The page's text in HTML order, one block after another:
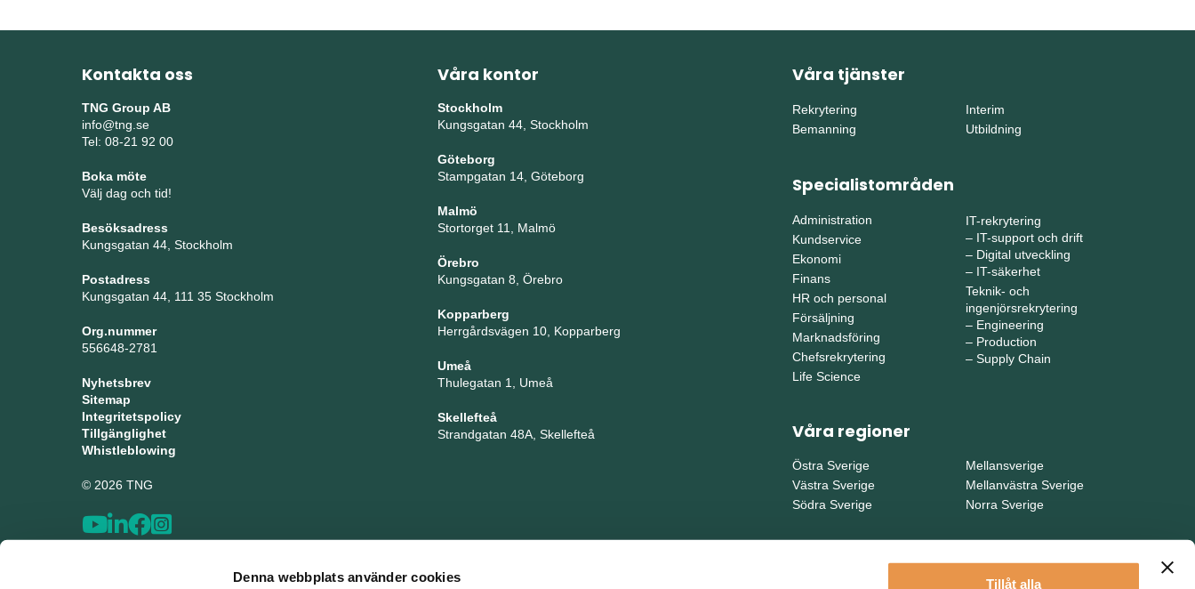
Denna webbplats använder cookies Tillåt alla
Kontakta oss
TNG Group AB
info@tng.se
Tel: 08-21 92 00
Boka möte
Välj dag och tid!
Besöksadress
Kungsgatan 44, Stockholm
Postadress
Kungsgatan 44, 111 35 Stockholm
Org.nummer
556648-2781
Nyhetsbrev
Sitemap
Integritetspolicy
Tillgänglighet
Whistleblowing
© 2026 TNG
Våra kontor
Stockholm
Kungsgatan 44, Stockholm
Göteborg
Stampgatan 14, Göteborg
Malmö
Stortorget 11, Malmö
Örebro
Kungsgatan 8, Örebro
Kopparberg
Herrgårdsvägen 10, Kopparberg
Umeå
Thulegatan 1, Umeå
Skellefteå
Strandgatan 48A, Skellefteå
Våra tjänster
Rekrytering
Bemanning
Interim
Utbildning
Specialistområden
Administration
Kundservice
Ekonomi
Finans
HR och personal
Försäljning
Marknadsföring
Chefsrekrytering
Life Science
IT-rekrytering
– IT-support och drift
– Digital utveckling
– IT-säkerhet
Teknik- och
ingenjörsrekrytering
– Engineering
– Production
– Supply Chain
Våra regioner
Östra Sverige
Västra Sverige
Södra Sverige
Mellansverige
Mellanvästra Sverige
Norra Sverige